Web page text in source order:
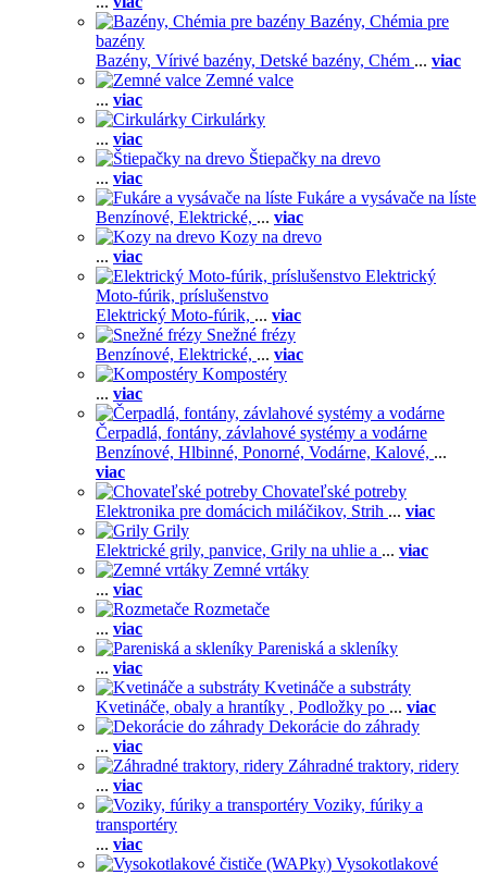
Bazény, Chémia pre
bazény
Bazény, Vírivé bazény, Detské bazény, Chém ... viac
Zemné valce
... viac
Cirkulárky
... viac
Štiepačky na drevo
... viac
Fukáre a vysávače na líste
Benzínové, Elektrické, ... viac
Kozy na drevo
... viac
Elektrický
Moto-fúrik, príslušenstvo
Elektrický Moto-fúrik, ... viac
Snežné frézy
Benzínové, Elektrické, ... viac
Kompostéry
... viac
Čerpadlá, fontány, závlahové systémy a vodárne
Benzínové, Hlbinné, Ponorné, Vodárne, Kalové, ...
viac
Chovateľské potreby
Elektronika pre domácich miláčikov, Strih ... viac
Grily
Elektrické grily, panvice, Grily na uhlie a ... viac
Zemné vrtáky
... viac
Rozmetače
... viac
Pareniská a skleníky
... viac
Kvetináče a substráty
Kvetináče, obaly a hrantíky , Podložky po ... viac
Dekorácie do záhrady
... viac
Záhradné traktory, ridery
... viac
Voziky, fúriky a
transportéry
... viac
Vysokotlakové